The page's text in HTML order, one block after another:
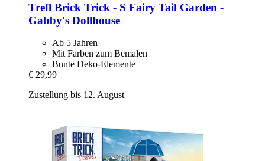
Trefl Brick Trick -​ S Fairy Tail Garden -​
Gabby's Dollhouse
Ab 5 Jahren
Mit Farben zum Bemalen
Bunte Deko-Elemente
€ 29,99
Zustellung bis 12. August